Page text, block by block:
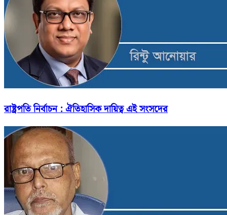
রাষ্ট্রপতি নির্বাচন : ঐতিহাসিক দায়িত্ব এই সংসদের